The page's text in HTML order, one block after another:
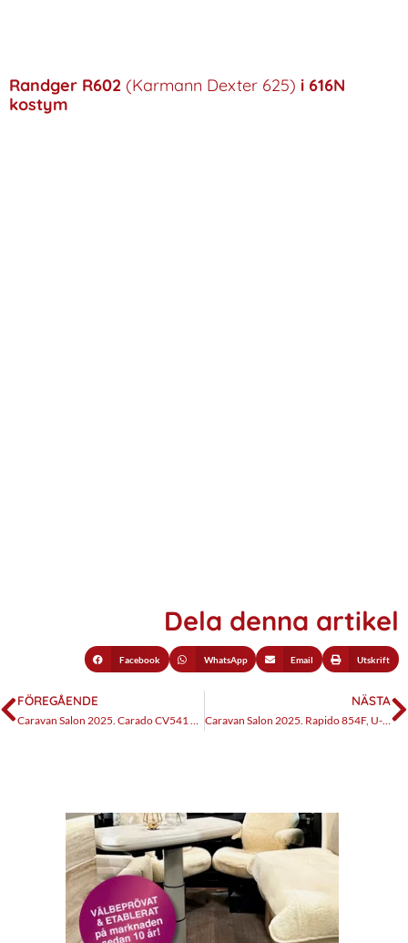
Randger R602 (Karmann Dexter 625) i 616N
kostym
Dela denna artikel
Facebook WhatsApp Email Utskrift
FÖREGÅENDE
Caravan Salon 2025. Carado CV541 Pro, innovativ plåtis
NÄSTA
Caravan Salon 2025. Rapido 854F, U-soffa, men inte på vanligt manér.